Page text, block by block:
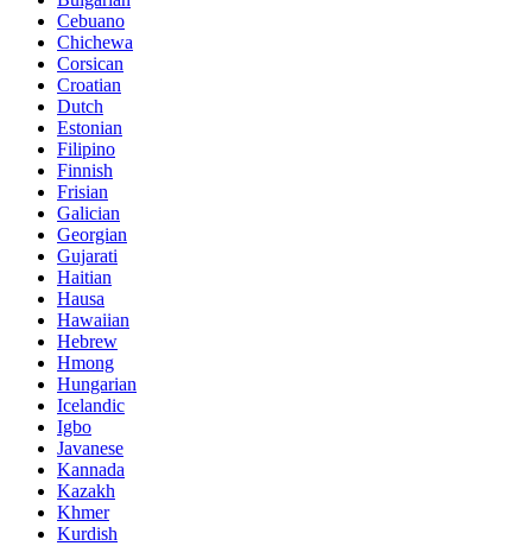
Cebuano
Chichewa
Corsican
Croatian
Dutch
Estonian
Filipino
Finnish
Frisian
Galician
Georgian
Gujarati
Haitian
Hausa
Hawaiian
Hebrew
Hmong
Hungarian
Icelandic
Igbo
Javanese
Kannada
Kazakh
Khmer
Kurdish